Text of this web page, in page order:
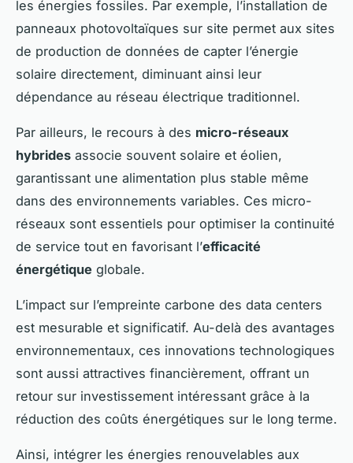
les énergies fossiles. Par exemple, l’installation de
panneaux photovoltaïques sur site permet aux sites
de production de données de capter l’énergie
solaire directement, diminuant ainsi leur
dépendance au réseau électrique traditionnel.
Par ailleurs, le recours à des micro-réseaux
hybrides associe souvent solaire et éolien,
garantissant une alimentation plus stable même
dans des environnements variables. Ces micro-
réseaux sont essentiels pour optimiser la continuité
de service tout en favorisant l’efficacité
énergétique globale.
L’impact sur l’empreinte carbone des data centers
est mesurable et significatif. Au-delà des avantages
environnementaux, ces innovations technologiques
sont aussi attractives financièrement, offrant un
retour sur investissement intéressant grâce à la
réduction des coûts énergétiques sur le long terme.
Ainsi, intégrer les énergies renouvelables aux